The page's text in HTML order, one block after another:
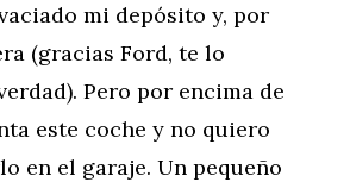
mi depósito y, por
(gracias Ford, te lo
Pero por encima de
este coche y no quiero
en el garaje. Un pequeño